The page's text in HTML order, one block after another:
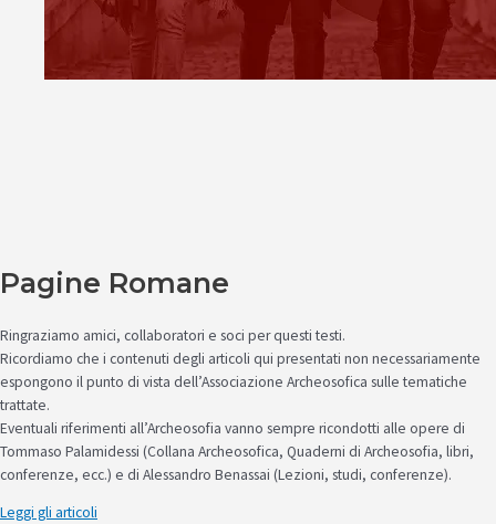
Pagine Romane
Ringraziamo amici, collaboratori e soci per questi testi.
Ricordiamo che i contenuti degli articoli qui presentati non necessariamente
espongono il punto di vista dell’Associazione Archeosofica sulle tematiche
trattate.
Eventuali riferimenti all’Archeosofia vanno sempre ricondotti alle opere di
Tommaso Palamidessi (Collana Archeosofica, Quaderni di Archeosofia, libri,
conferenze, ecc.) e di Alessandro Benassai (Lezioni, studi, conferenze).
Leggi gli articoli